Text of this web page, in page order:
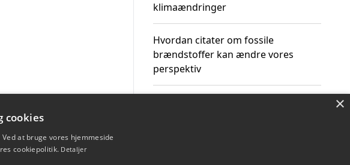
klimaændringer
Hvordan citater om fossile
brændstoffer kan ændre vores
perspektiv
×
cookies
at bruge vores hjemmeside
cookiepolitik. Detaljer